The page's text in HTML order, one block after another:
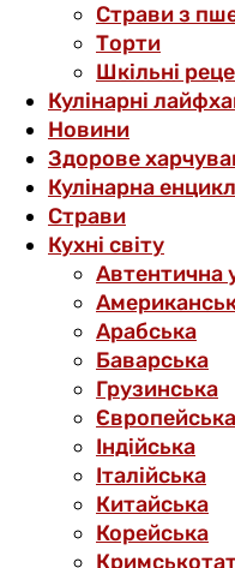
Страви з
Торти
Шкільні
Кулінарні
Новини
Здорове
Кулінарна
Страви
Кухні світу
Автентична
Арабська
Баварська
Грузинська
Європейська
Індійська
Італійська
Китайська
Корейська